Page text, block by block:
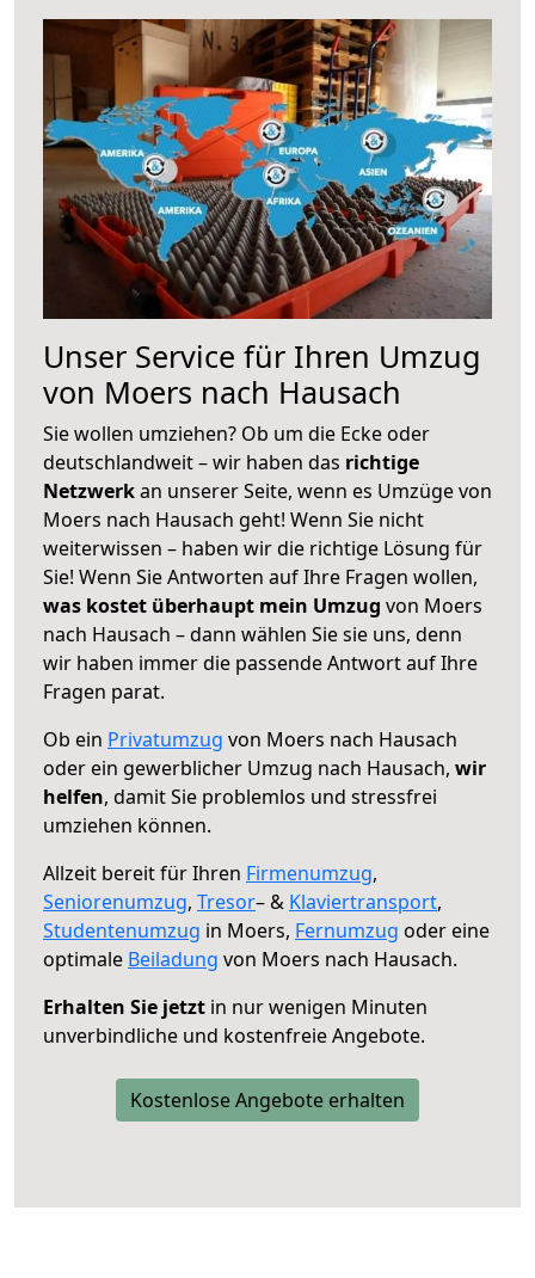
Unser Service für Ihren Umzug
von Moers nach Hausach
Sie wollen umziehen? Ob um die Ecke oder
deutschlandweit – wir haben das richtige
Netzwerkan unserer Seite, wenn es Umzüge von
Moers nach Hausach geht! Wenn Sie nicht
weiterwissen – haben wir die richtige Lösung für
Sie! Wenn Sie Antworten auf Ihre Fragen wollen,
was kostet überhaupt mein Umzug von Moers
nach Hausach – dann wählen Sie sie uns, denn
wir haben immer die passende Antwort auf Ihre
Fragen parat.
Ob ein Privatumzug von Moers nach Hausach
oder ein gewerblicher Umzug nach Hausach, wir
helfen, damit Sie problemlos und stressfrei
umziehen können.
Allzeit bereit für Ihren Firmenumzug,
Seniorenumzug, Tresor– & Klaviertransport,
Studentenumzug in Moers, Fernumzug oder eine
optimale Beiladung von Moers nach Hausach.
Erhalten Sie jetzt in nur wenigen Minuten
unverbindliche und kostenfreie Angebote.
Kostenlose Angebote erhalten